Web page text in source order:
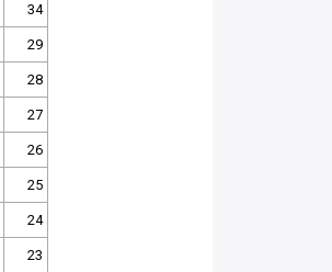
34
29
28
27
26
25
24
23